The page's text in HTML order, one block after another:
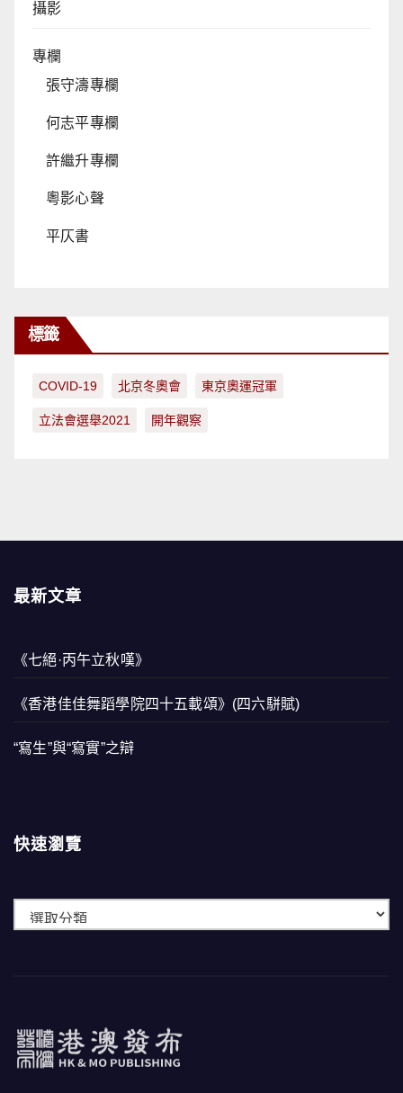
攝影
專欄
張守濤專欄
何志平專欄
許繼升專欄
粵影心聲
平仄書
標籤
COVID-19 北京冬奧會 東京奧運冠軍
立法會選舉2021 開年觀察
最新文章
《七絕·丙午立秋嘆》
《香港佳佳舞蹈學院四十五載頌》(四六駢賦)
“寫生”與“寫實”之辯
快速瀏覽